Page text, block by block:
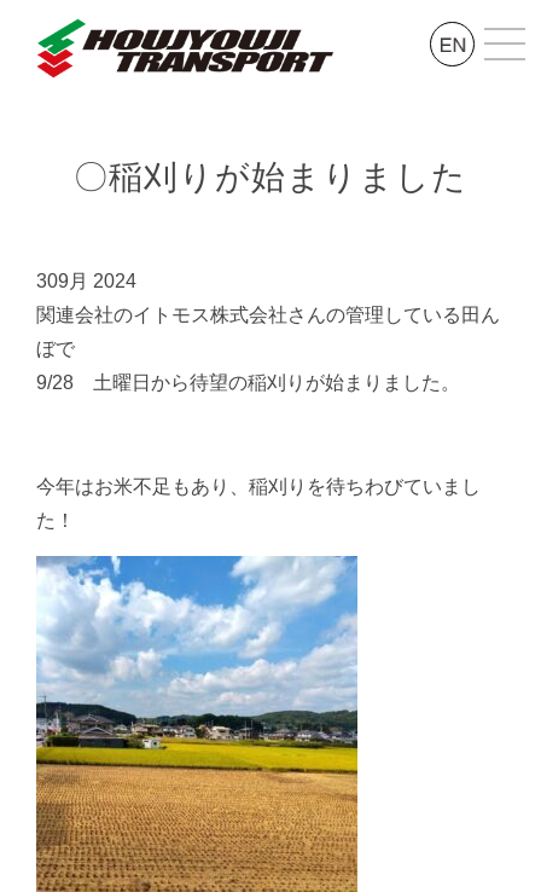
〇稲刈りが始まりました
309月 2024
関連会社のイトモス株式会社さんの管理している田ん
ぼで
9/28 土曜日から待望の稲刈りが始まりました。
今年はお米不足もあり、稲刈りを待ちわびていまし
た！